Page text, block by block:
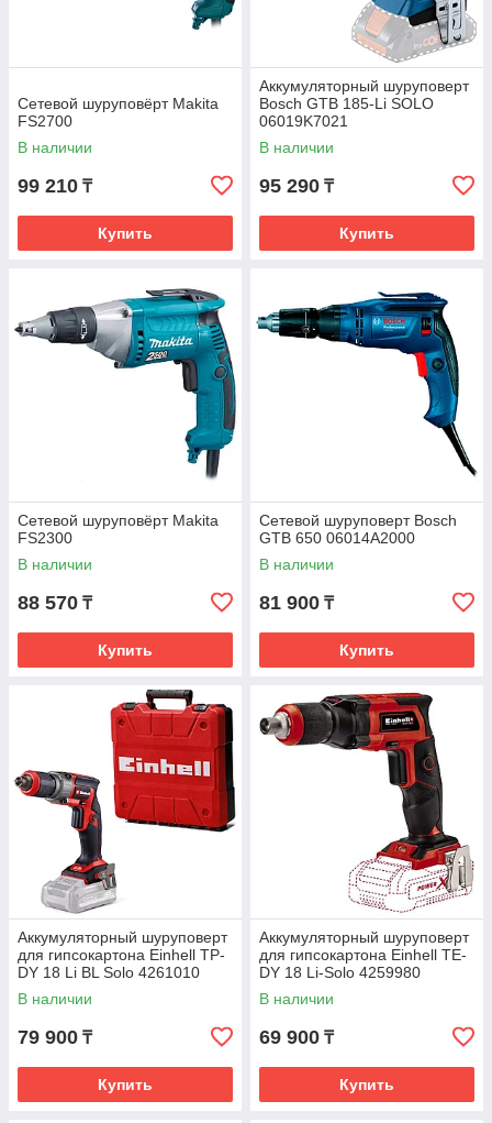
Сетевой шуруповёрт Makita
FS2700
В наличии
99 210 ₸
Купить
Аккумуляторный шуруповерт
Bosch GTB 185-Li SOLO
06019K7021
В наличии
95 290 ₸
Купить
Сетевой шуруповёрт Makita
FS2300
В наличии
88 570 ₸
Купить
Сетевой шуруповерт Bosch
GTB 650 06014A2000
В наличии
81 900 ₸
Купить
Аккумуляторный шуруповерт
для гипсокартона Einhell TP-
DY 18 Li BL Solo 4261010
В наличии
79 900 ₸
Купить
Аккумуляторный шуруповерт
для гипсокартона Einhell TE-
DY 18 Li-Solo 4259980
В наличии
69 900 ₸
Купить